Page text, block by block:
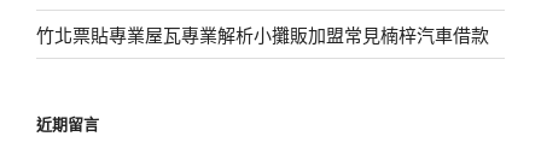
竹北票貼專業屋瓦專業解析小攤販加盟常見楠梓汽車借款
近期留言